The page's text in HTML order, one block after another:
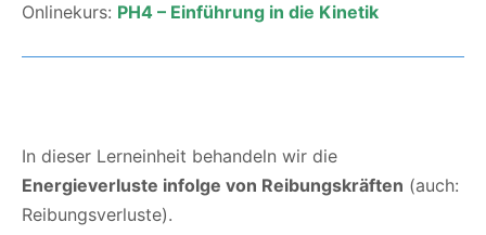
Onlinekurs: PH4 – Einführung in die Kinetik
In dieser Lerneinheit behandeln wir die
Energieverluste infolge von Reibungskräften (auch:
Reibungsverluste).